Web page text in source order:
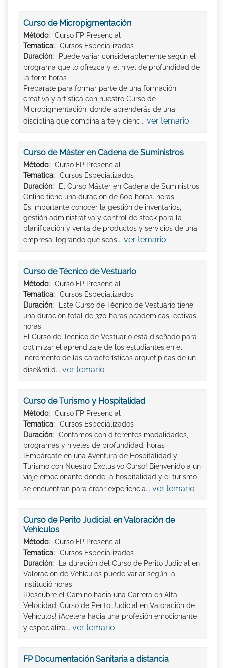
Curso de Micropigmentación
Método:
Curso FP Presencial
Tematica:
Cursos Especializados
Duración:
Puede variar considerablemente según el
programa que lo ofrezca y el nivel de profundidad de
la form horas
Prepárate para formar parte de una formación
creativa y artística con nuestro Curso de
Micropigmentación, donde aprenderás de una
disciplina que combina arte y cienc... ver temario
Curso de Máster en Cadena de Suministros
Método:
Curso FP Presencial
Tematica:
Cursos Especializados
Duración:
El Curso Máster en Cadena de Suministros
Online tiene una duración de 600 horas. horas
Es importante conocer la gestión de inventarios,
gestión administrativa y control de stock para la
planificación y venta de productos y servicios de una
empresa, logrando que seas... ver temario
Curso de Técnico de Vestuario
Método:
Curso FP Presencial
Tematica:
Cursos Especializados
Duración:
Este Curso de Técnico de Vestuario tiene
una duración total de 370 horas académicas lectivas.
horas
El Curso de Técnico de Vestuario está diseñado para
optimizar el aprendizaje de los estudiantes en el
incremento de las características arquetípicas de un
dise&ntild... ver temario
Curso de Turismo y Hospitalidad
Método:
Curso FP Presencial
Tematica:
Cursos Especializados
Duración:
Contamos con diferentes modalidades,
programas y niveles de profundidad. horas
¡Embárcate en una Aventura de Hospitalidad y
Turismo con Nuestro Exclusivo Curso! Bienvenido a un
viaje emocionante donde la hospitalidad y el turismo
se encuentran para crear experiencia... ver temario
Curso de Perito Judicial en Valoración de
Vehículos
Método:
Curso FP Presencial
Tematica:
Cursos Especializados
Duración:
La duración del Curso de Perito Judicial en
Valoración de Vehículos puede variar según la
institució horas
¡Descubre el Camino hacia una Carrera en Alta
Velocidad: Curso de Perito Judicial en Valoración de
Vehículos! ¡Acelera hacia una profesión emocionante
y especializa... ver temario
FP Documentación Sanitaria a distancia